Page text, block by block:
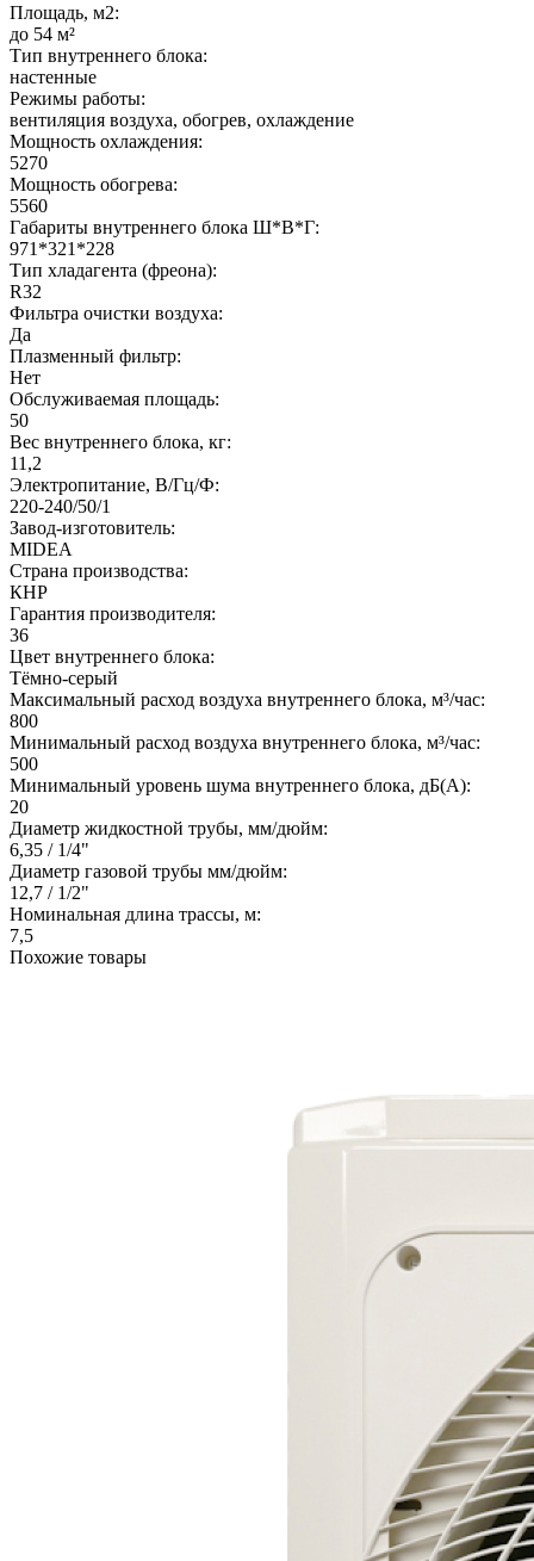
Площадь, м2:
до 54 м²
Тип внутреннего блока:
настенные
Режимы работы:
вентиляция воздуха, обогрев, охлаждение
Мощность охлаждения:
5270
Мощность обогрева:
5560
Габариты внутреннего блока Ш*В*Г:
971*321*228
Тип хладагента (фреона):
R32
Фильтра очистки воздуха:
Да
Плазменный фильтр:
Нет
Обслуживаемая площадь:
50
Вес внутреннего блока, кг:
11,2
Электропитание, В/Гц/Ф:
220-240/50/1
Завод-изготовитель:
MIDEA
Страна производства:
КНР
Гарантия производителя:
36
Цвет внутреннего блока:
Тёмно-серый
Максимальный расход воздуха внутреннего блока, м³/час:
800
Минимальный расход воздуха внутреннего блока, м³/час:
500
Минимальный уровень шума внутреннего блока, дБ(А):
20
Диаметр жидкостной трубы, мм/дюйм:
6,35 / 1/4"
Диаметр газовой трубы мм/дюйм:
12,7 / 1/2"
Номинальная длина трассы, м:
7,5
Похожие товары